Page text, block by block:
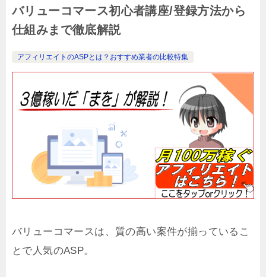
バリューコマース初心者講座/登録方法から
仕組みまで徹底解説
アフィリエイトのASPとは？おすすめ業者の比較特集
バリューコマースは、質の高い案件が揃っているこ
とで人気のASP。